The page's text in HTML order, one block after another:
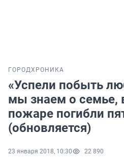
ГОРОДХРОНИКА
«Успели побыть
мы знаем о семье,
пожаре погибли
(обновляется)
23 января 2018, 10:30 22 890